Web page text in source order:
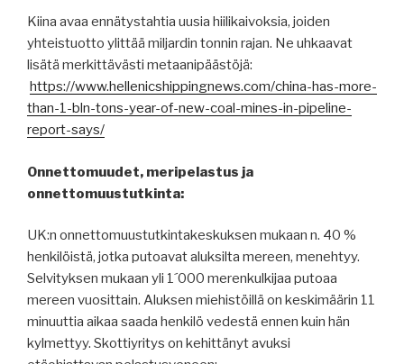
Kiina avaa ennätystahtia uusia hiilikaivoksia, joiden
yhteistuotto ylittää miljardin tonnin rajan. Ne uhkaavat
lisätä merkittävästi metaanipäästöjä:
https://www.hellenicshippingnews.com/china-has-more-
than-1-bln-tons-year-of-new-coal-mines-in-pipeline-
report-says/
Onnettomuudet, meripelastus ja
onnettomuustutkinta:
UK:n onnettomuustutkintakeskuksen mukaan n. 40 %
henkilöistä, jotka putoavat aluksilta mereen, menehtyy.
Selvityksen mukaan yli 1´000 merenkulkijaa putoaa
mereen vuosittain. Aluksen miehistöillä on keskimäärin 11
minuuttia aikaa saada henkilö vedestä ennen kuin hän
kylmettyy. Skottiyritys on kehittänyt avuksi